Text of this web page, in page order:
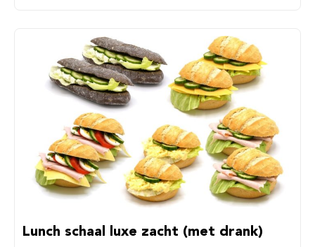
Lunch schaal luxe zacht (met drank)